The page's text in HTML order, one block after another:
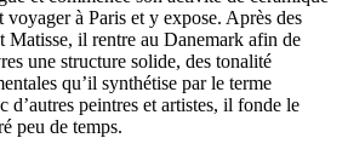
à Paris et y expose. Après des
Matisse, il rentre au Danemark afin de
une structure solide, des tonalité
qu’il synthétise par le terme
d’autres peintres et artistes, il fonde le
peu de temps.